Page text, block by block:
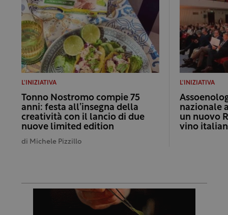
L'INIZIATIVA
Tonno Nostromo compie 75
anni: festa all’insegna della
creatività con il lancio di due
nuove limited edition
di Michele Pizzillo
L'INIZIATIVA
nazionale
un nuovo
vino